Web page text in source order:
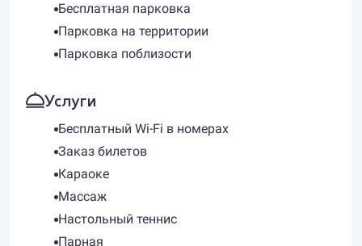
Бесплатная парковка
Парковка на территории
Парковка поблизости
Услуги
Бесплатный Wi-Fi в номерах
Заказ билетов
Караоке
Массаж
Настольный теннис
Парная